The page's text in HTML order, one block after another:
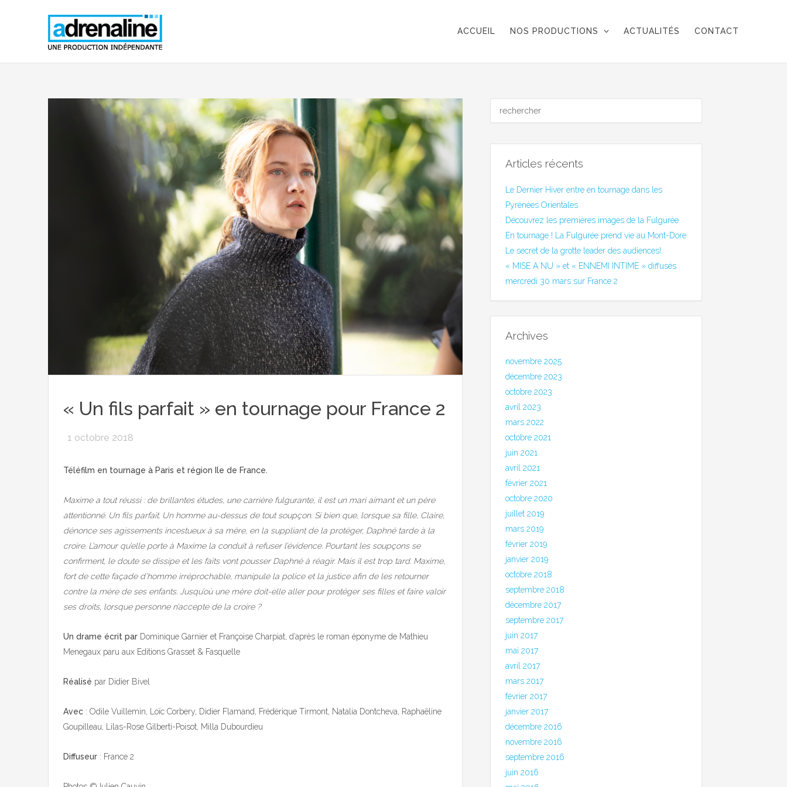
ACCUEIL NOS PRODUCTIONS ACTUALITÉS CONTACT
« Un fils parfait » en tournage pour France 2
1 octobre 2018
Téléfilm en tournage à Paris et région Ile de France.
Maxime a tout réussi : de brillantes études, une carrière fulgurante, il est un mari aimant et un père
attentionné. Un fils parfait. Un homme au-dessus de tout soupçon. Si bien que, lorsque sa fille, Claire,
dénonce ses agissements incestueux à sa mère, en la suppliant de la protéger, Daphné tarde à la
croire. L’amour qu’elle porte à Maxime la conduit à refuser l’évidence. Pourtant les soupçons se
confirment, le doute se dissipe et les faits vont pousser Daphné à réagir. Mais il est trop tard. Maxime,
fort de cette façade d’homme irréprochable, manipule la police et la justice afin de les retourner
contre la mère de ses enfants. Jusqu’où une mère doit-elle aller pour protéger ses filles et faire valoir
ses droits, lorsque personne n’accepte de la croire ?
Un drame écrit par Dominique Garnier et Françoise Charpiat, d’après le roman éponyme de Mathieu
Menegaux paru aux Editions Grasset & Fasquelle
Réalisé par Didier Bivel
Avec : Odile Vuillemin, Loïc Corbery, Didier Flamand, Frédérique Tirmont, Natalia Dontcheva, Raphaëline
Goupilleau, Lilas-Rose Gilberti-Poisot, Milla Dubourdieu
Diffuseur : France 2
Articles récents
Le Dernier Hiver entre en tournage dans les
Pyrénées Orientales
Découvrez les premières images de la Fulgurée
En tournage ! La Fulgurée prend vie au Mont-Dore
Le secret de la grotte leader des audiences!
« MISE A NU » et « ENNEMI INTIME » diffusés
mercredi 30 mars sur France 2
Archives
novembre 2025
décembre 2023
octobre 2023
avril 2023
mars 2022
octobre 2021
juin 2021
avril 2021
février 2021
octobre 2020
juillet 2019
mars 2019
février 2019
janvier 2019
octobre 2018
septembre 2018
décembre 2017
septembre 2017
juin 2017
mai 2017
avril 2017
mars 2017
février 2017
janvier 2017
décembre 2016
novembre 2016
septembre 2016
juin 2016